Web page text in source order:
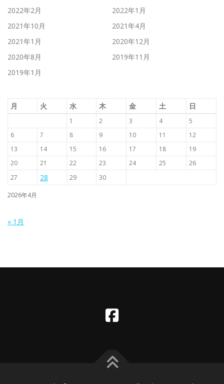
2022年2月
2022年1月
2021年10月
2021年4月
2021年1月
2020年12月
2020年8月
2019年11月
2019年1月
2026年4月
月 火 水 木 金 土 日
1 2 3 4
5
6
7 8 9 10 11
12
13
14 15 16 17 18
19
20
21 22 23 24 25
26
27
28 29 30
« 1月